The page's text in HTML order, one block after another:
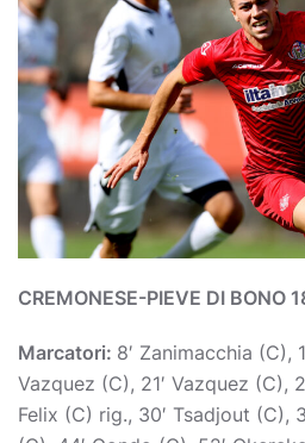
CREMONESE-PIEVE DI BONO
Marcatori: 8′ Zanimacchia (C),
Vazquez (C), 21′ Vazquez (C),
Felix (C) rig., 30′ Tsadjout (C),